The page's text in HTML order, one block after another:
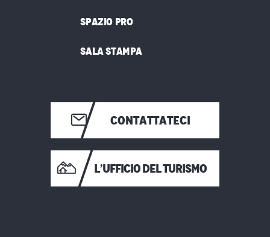
SPAZIO PRO
SALA STAMPA
CONTATTATECI
L’UFFICIO DEL TURISMO